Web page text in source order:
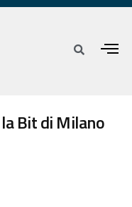
Bit di Milano